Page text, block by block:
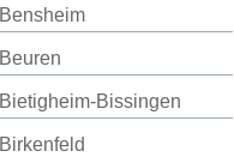
Bensheim
Beuren
Bietigheim-Bissingen
Birkenfeld